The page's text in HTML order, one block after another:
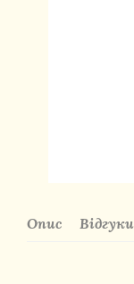
Опис Відгуки